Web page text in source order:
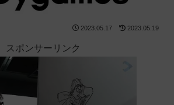
2023.05.17 2023.05.19
スポンサーリンク